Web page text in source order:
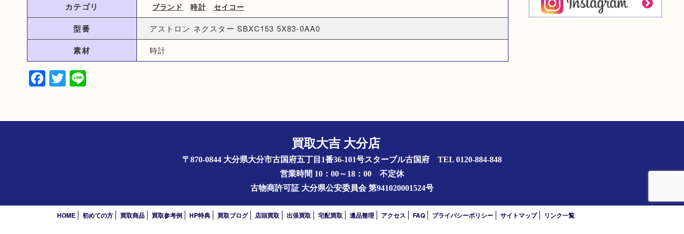
カテゴリ ブランド 時計 セイコー
型番 アストロン ネクスター SBXC153 5X83-0AA0
素材 時計
Facebook
Twitter
Line
買取大吉 大分店
〒870-0844 大分県大分市古国府五丁目1番36-101号スターブル古国府 TEL 0120-884-848
営業時間 10：00～18：00 不定休
古物商許可証 大分県公安委員会 第941020001524号
HOME 初めての方 買取商品 買取参考例 HP特典 買取ブログ 店頭買取 出張買取 宅配買取 遺品整理 アクセス FAQ プライバシーポリシー サイトマップ リンク一覧